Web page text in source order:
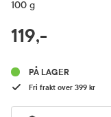
100 g
RABATTPROSENT
119,-
PÅ LAGER
Fri frakt over 399 kr